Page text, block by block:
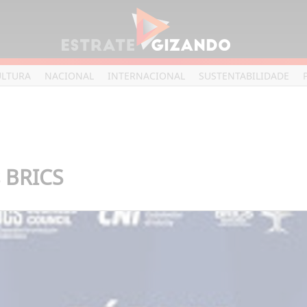
NACIONAL INTERNACIONAL SUSTENTABILIDADE